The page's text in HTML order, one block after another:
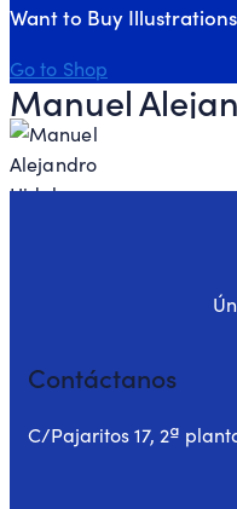
Want to Buy
Go to Shop
Manuel
Contáctanos
C/Pajaritos 17, 2ª